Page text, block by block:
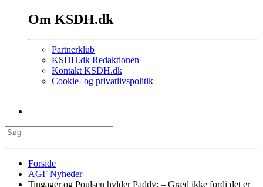
Om KSDH.dk
Partnerklub
KSDH.dk Redaktionen
Kontakt KSDH.dk
Cookie- og privatlivspolitik
Forside
AGF Nyheder
Tingager og Poulsen hylder Paddy: – Græd ikke fordi det er